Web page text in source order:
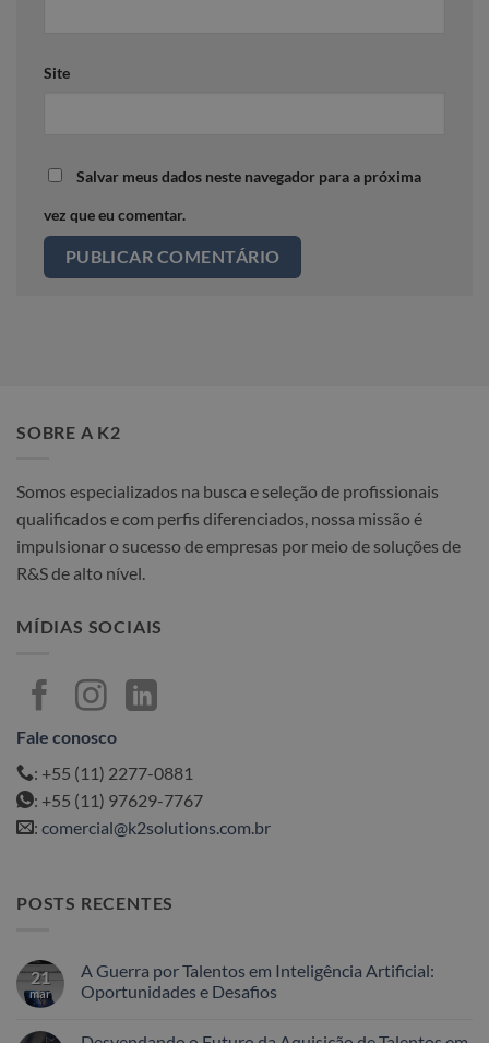
Site
Salvar meus dados neste navegador para a próxima
vez que eu comentar.
SOBRE A K2
Somos especializados na busca e seleção de profissionais
qualificados e com perfis diferenciados, nossa missão é
impulsionar o sucesso de empresas por meio de soluções de
R&S de alto nível.
MÍDIAS SOCIAIS
Fale conosco
: +55 (11) 2277-0881
: +55 (11) 97629-7767
: comercial@k2solutions.com.br
POSTS RECENTES
21
mar
A Guerra por Talentos em Inteligência Artificial:
Oportunidades e Desafios